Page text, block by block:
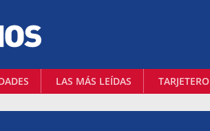
LAS MÁS LEÍDAS TARJETERO